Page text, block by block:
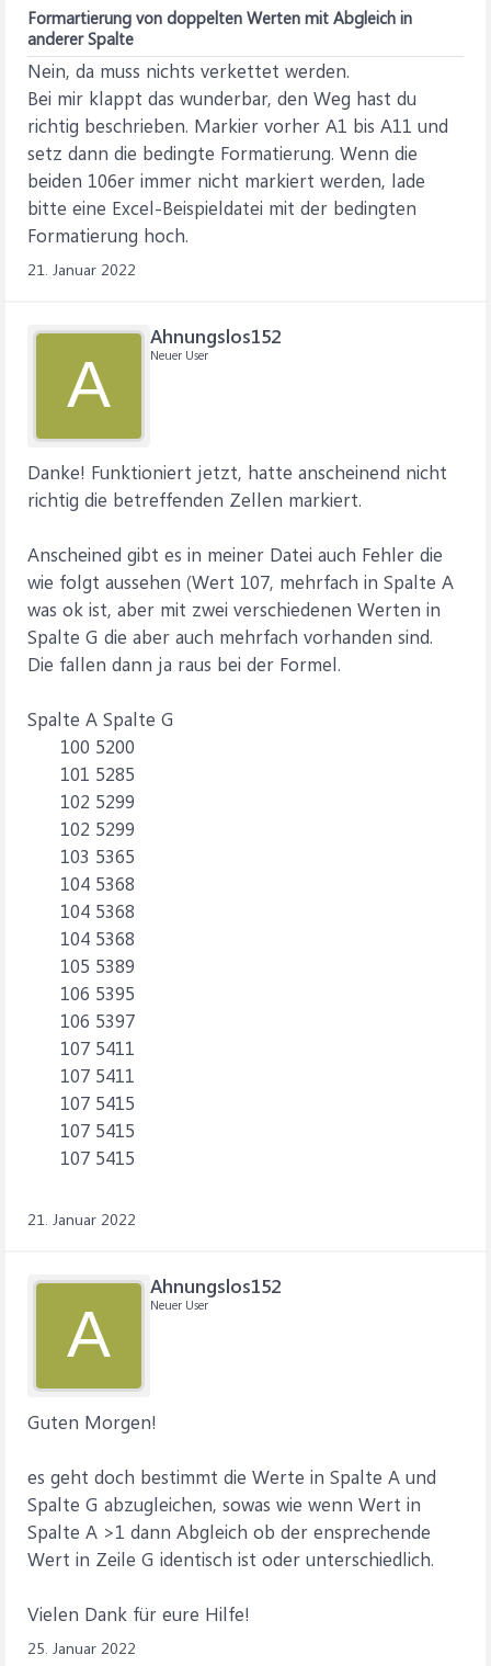
Formartierung von doppelten Werten mit Abgleich in
anderer Spalte
Nein, da muss nichts verkettet werden.
Bei mir klappt das wunderbar, den Weg hast du
richtig beschrieben. Markier vorher A1 bis A11 und
setz dann die bedingte Formatierung. Wenn die
beiden 106er immer nicht markiert werden, lade
bitte eine Excel-Beispieldatei mit der bedingten
Formatierung hoch.
21. Januar 2022
A
Ahnungslos152
Neuer User
Danke! Funktioniert jetzt, hatte anscheinend nicht
richtig die betreffenden Zellen markiert.
Anscheined gibt es in meiner Datei auch Fehler die
wie folgt aussehen (Wert 107, mehrfach in Spalte A
was ok ist, aber mit zwei verschiedenen Werten in
Spalte G die aber auch mehrfach vorhanden sind.
Die fallen dann ja raus bei der Formel.
Spalte A Spalte G
100 5200
101 5285
102 5299
102 5299
103 5365
104 5368
104 5368
104 5368
105 5389
106 5395
106 5397
107 5411
107 5411
107 5415
107 5415
107 5415
21. Januar 2022
A
Ahnungslos152
Neuer User
Guten Morgen!
es geht doch bestimmt die Werte in Spalte A und
Spalte G abzugleichen, sowas wie wenn Wert in
Spalte A >1 dann Abgleich ob der ensprechende
Wert in Zeile G identisch ist oder unterschiedlich.
Vielen Dank für eure Hilfe!
25. Januar 2022